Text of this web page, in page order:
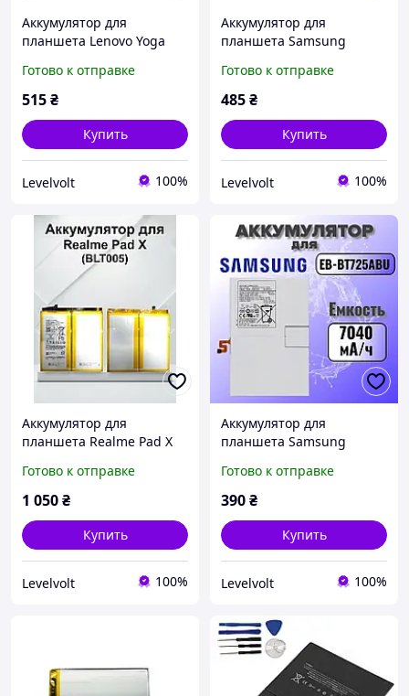
Аккумулятор для
планшета Lenovo Yoga
L13D3E31 L13C3E31 )
ОРИГИНАЛ ! LV245
Готово к отправке
515₴
Купить
Levelvolt 100%
Аккумулятор для
планшета Samsung
P7310 P7320 ( SP368487A )
LV245
Готово к отправке
485₴
Купить
Levelvolt 100%
Аккумулятор для
планшета Realme Pad X
LV245
Готово к отправке
1 050₴
Купить
Levelvolt 100%
Аккумулятор для
планшета Samsung
EB-BT725ABU LV245
Готово к отправке
390₴
Купить
Levelvolt 100%